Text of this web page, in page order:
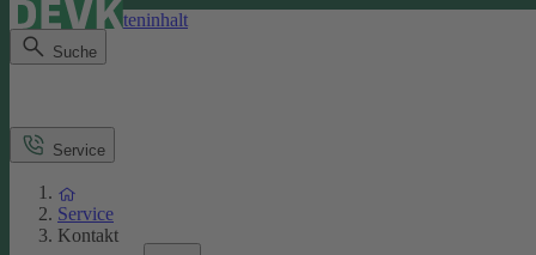
Direkt zum Seiteninhalt
Suche
Service
Service
Kontakt